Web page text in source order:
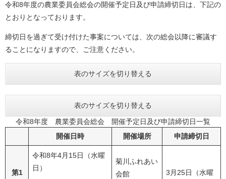
令和8年度の農業委員会総会の開催予定日及び申請締切日は、下記の
とおりとなっております。
締切日を過ぎて受け付けた事案については、次の総会以降に審議す
ることになりますので、ご注意ください。
表のサイズを切り替える
表のサイズを切り替える
令和8年度 農業委員会総会 開催予定日及び申請締切日一覧
開催日時
開催場所 申請締切日
第1
令和8年4月15日（水曜
日）
菊川ふれあい
会館
3月25日（水曜